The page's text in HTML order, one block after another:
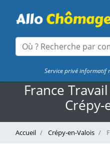
Service privé informatif
France
Crépy-
Accueil Crépy-en-Valois